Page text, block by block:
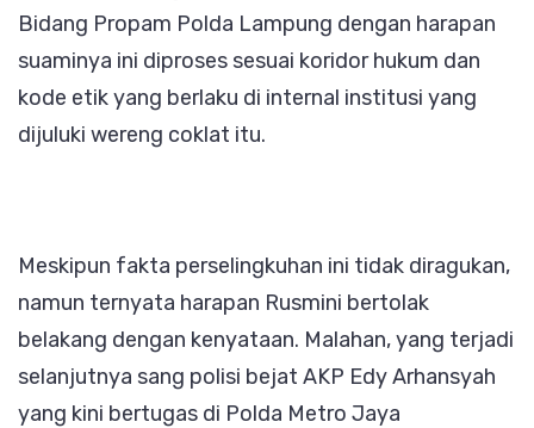
Bidang Propam Polda Lampung dengan harapan
suaminya ini diproses sesuai koridor hukum dan
kode etik yang berlaku di internal institusi yang
dijuluki wereng coklat itu.
Meskipun fakta perselingkuhan ini tidak diragukan,
namun ternyata harapan Rusmini bertolak
belakang dengan kenyataan. Malahan, yang terjadi
selanjutnya sang polisi bejat AKP Edy Arhansyah
yang kini bertugas di Polda Metro Jaya